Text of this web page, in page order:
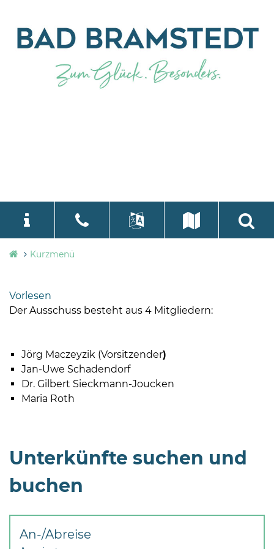
Stadtverwaltung
Bramstedt
Bleeck 15-
Bramstedt
04192-
506-
Fr
08
Uhr
language
Kurzmenü
Vorlesen
Der Ausschuss besteht aus 4 Mitgliedern:
Jörg Maczeyzik (Vorsitzender)
Jan-Uwe Schadendorf
Dr. Gilbert Sieckmann-Joucken
Maria Roth
Unterkünfte suchen und
buchen
An-/Abreise